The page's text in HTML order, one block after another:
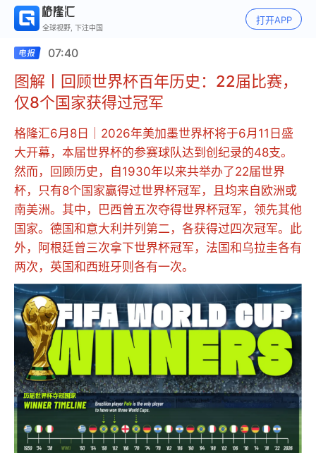
全球视野, 下注中国
打开APP
07:40
图解丨回顾世界杯百年历史：22届比赛，
仅8个国家获得过冠军
格隆汇6月8日｜2026年美加墨世界杯将于6月11日盛
大开幕，本届世界杯的参赛球队达到创纪录的48支。
然而，回顾历史，自1930年以来共举办了22届世界
杯，只有8个国家赢得过世界杯冠军，且均来自欧洲或
南美洲。其中，巴西曾五次夺得世界杯冠军，领先其他
国家。德国和意大利并列第二，各获得过四次冠军。此
外，阿根廷曾三次拿下世界杯冠军，法国和乌拉圭各有
两次，英国和西班牙则各有一次。